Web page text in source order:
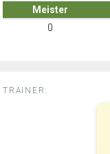
Meister
0
TRAINER: